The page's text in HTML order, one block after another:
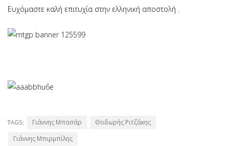
Ευχόμαστε καλή επιτυχία στην ελληνική αποστολή .
TAGS: Γιάννης Μπασάρ
Θοδωρής Ριτζάκης
Γιάννης Μπιρμπίλης